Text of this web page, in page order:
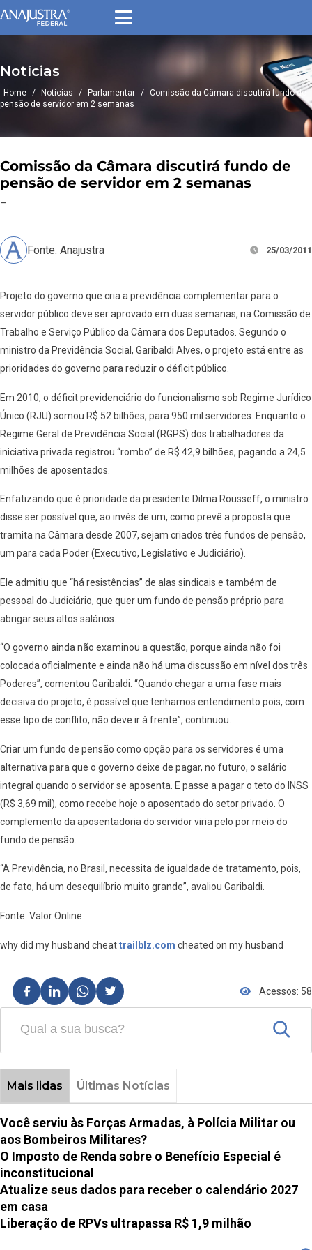
Notícias
Home / Notícias / Parlamentar / Comissão da Câmara discutirá fundo de
pensão de servidor em 2 semanas
Comissão da Câmara discutirá fundo de
pensão de servidor em 2 semanas
–
Fonte: Anajustra 25/03/2011
Projeto do governo que cria a previdência complementar para o
servidor público deve ser aprovado em duas semanas, na Comissão de
Trabalho e Serviço Público da Câmara dos Deputados. Segundo o
ministro da Previdência Social, Garibaldi Alves, o projeto está entre as
prioridades do governo para reduzir o déficit público.
Em 2010, o déficit previdenciário do funcionalismo sob Regime Jurídico
Único (RJU) somou R$ 52 bilhões, para 950 mil servidores. Enquanto o
Regime Geral de Previdência Social (RGPS) dos trabalhadores da
iniciativa privada registrou “rombo” de R$ 42,9 bilhões, pagando a 24,5
milhões de aposentados.
Enfatizando que é prioridade da presidente Dilma Rousseff, o ministro
disse ser possível que, ao invés de um, como prevê a proposta que
tramita na Câmara desde 2007, sejam criados três fundos de pensão,
um para cada Poder (Executivo, Legislativo e Judiciário).
Ele admitiu que “há resistências” de alas sindicais e também de
pessoal do Judiciário, que quer um fundo de pensão próprio para
abrigar seus altos salários.
“O governo ainda não examinou a questão, porque ainda não foi
colocada oficialmente e ainda não há uma discussão em nível dos três
Poderes”, comentou Garibaldi. “Quando chegar a uma fase mais
decisiva do projeto, é possível que tenhamos entendimento pois, com
esse tipo de conflito, não deve ir à frente”, continuou.
Criar um fundo de pensão como opção para os servidores é uma
alternativa para que o governo deixe de pagar, no futuro, o salário
integral quando o servidor se aposenta. E passe a pagar o teto do INSS
(R$ 3,69 mil), como recebe hoje o aposentado do setor privado. O
complemento da aposentadoria do servidor viria pelo por meio do
fundo de pensão.
“A Previdência, no Brasil, necessita de igualdade de tratamento, pois,
de fato, há um desequilíbrio muito grande”, avaliou Garibaldi.
Fonte: Valor Online
why did my husband cheattrailblz.com cheated on my husband
Acessos: 58
Mais lidas Últimas Notícias
Você serviu às Forças Armadas, à Polícia Militar ou
aos Bombeiros Militares?
O Imposto de Renda sobre o Benefício Especial é
inconstitucional
Atualize seus dados para receber o calendário 2027
em casa
Liberação de RPVs ultrapassa R$ 1,9 milhão